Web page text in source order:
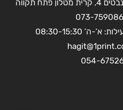
פתח תקווה
073-
א’-ה’ 08:30-15:30
054-